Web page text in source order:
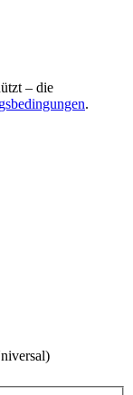
– die
.